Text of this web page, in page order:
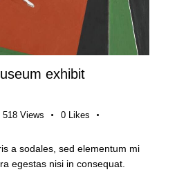
exhibit
518 Views 0 Likes
a sodales, sed elementum mi
egestas nisi in consequat.